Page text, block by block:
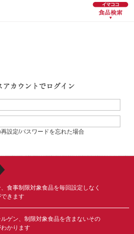
設定/パスワードを忘れた場合
食事制限対象食品を毎回設定しなく
きます
ゲン、制限対象食品を含まないその
かります